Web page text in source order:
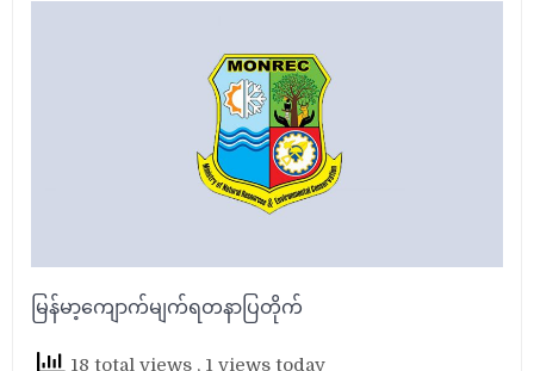
မြန်မာ့ကျောက်မျက်ရတနာပြတိုက်
18 total views , 1 views today